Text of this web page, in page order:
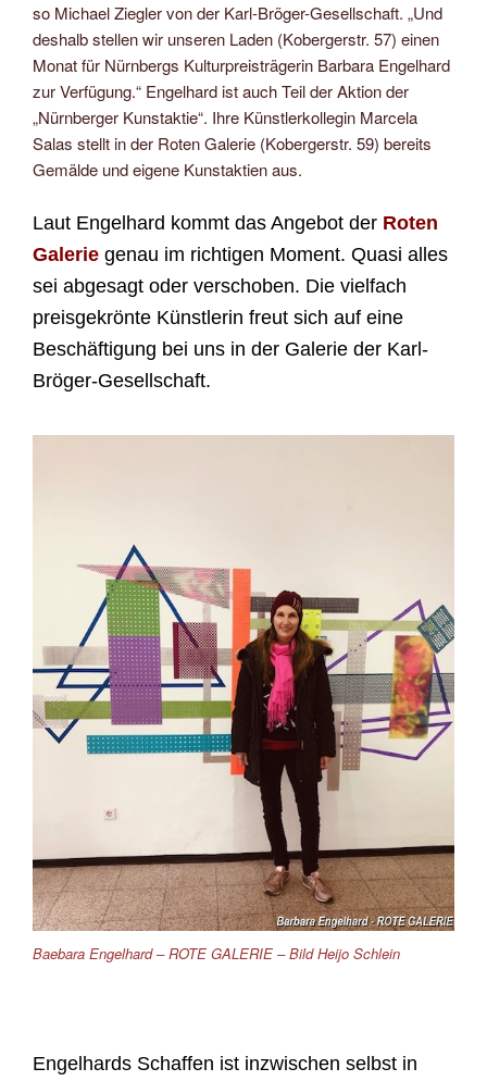
so Michael Ziegler von der Karl-Bröger-Gesellschaft. „Und
deshalb stellen wir unseren Laden (Kobergerstr. 57) einen
Monat für Nürnbergs Kulturpreisträgerin Barbara Engelhard
zur Verfügung.“ Engelhard ist auch Teil der Aktion der
„Nürnberger Kunstaktie“. Ihre Künstlerkollegin Marcela
Salas stellt in der Roten Galerie (Kobergerstr. 59) bereits
Gemälde und eigene Kunstaktien aus.
Laut Engelhard kommt das Angebot der Roten
Galerie genau im richtigen Moment. Quasi alles
sei abgesagt oder verschoben. Die vielfach
preisgekrönte Künstlerin freut sich auf eine
Beschäftigung bei uns in der Galerie der Karl-
Bröger-Gesellschaft.
Baebara Engelhard – ROTE GALERIE – Bild Heijo Schlein
Engelhards Schaffen ist inzwischen selbst in